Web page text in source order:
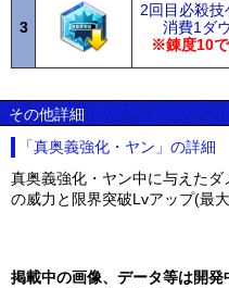
3
2回目必殺技
消費1ダ
※錬度10
その他詳細
「真奥義強化・ヤン」の詳細
真奥義強化・ヤン中に与えた
の威力と限界突破Lvアップ(最
掲載中の画像、データ等は開